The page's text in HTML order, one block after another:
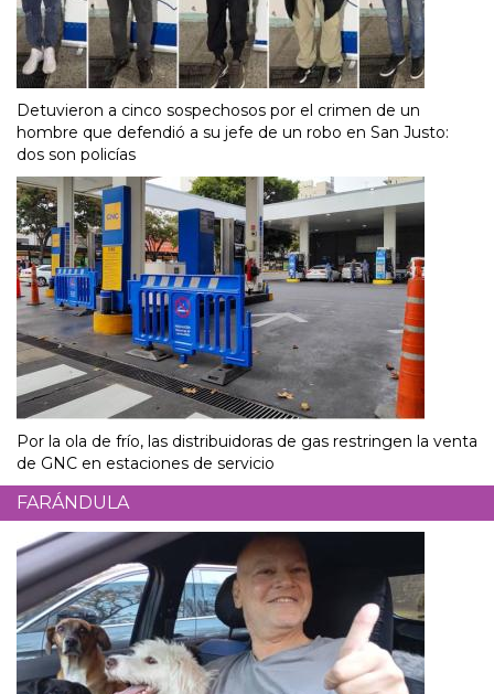
Detuvieron a cinco sospechosos por el crimen de un
hombre que defendió a su jefe de un robo en San Justo:
dos son policías
Por la ola de frío, las distribuidoras de gas restringen la venta
de GNC en estaciones de servicio
FARÁNDULA